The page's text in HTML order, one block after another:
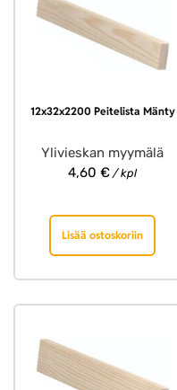
12x32x2200 Peitelista Mänty
Ylivieskan myymälä
4,60 € / kpl
Lisää ostoskoriin